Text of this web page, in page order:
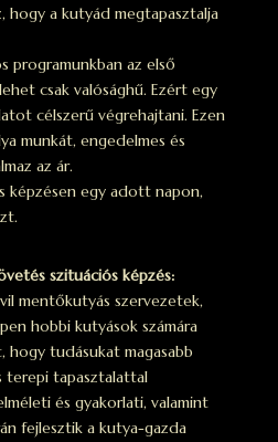
hogy a kutyád megtapasztalja
programunkban az első
csak valósághű. Ezért egy
célszerű végrehajtani. Ezen
munkát, engedelmes és
az ár.
képzésen egy adott napon,
szituációs képzés:
mentőkutyás szervezetek,
hobbi kutyások számára
tudásukat magasabb
terepi tapasztalattal
és gyakorlati, valamint
fejlesztik a kutya-gazda